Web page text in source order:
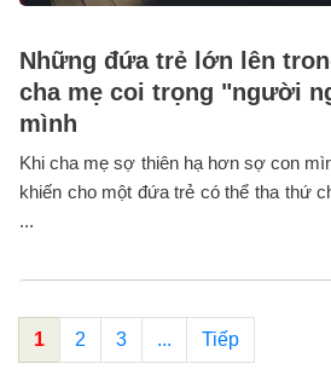
Những đứa trẻ lớn lên
cha mẹ coi trọng "người
mình
Khi cha mẹ sợ thiên hạ hơn sợ con
khiến cho một đứa trẻ có thể tha thứ
...
1 2 3 ... Tiếp